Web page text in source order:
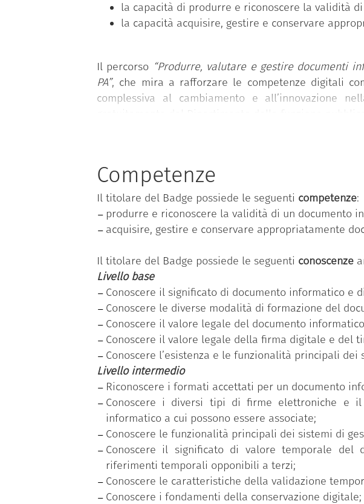
la capacità di produrre e riconoscere la validità
la capacità acquisire, gestire e conservare
Il percorso “Produrre, valutare e gestire documenti
PA”, che mira a rafforzare le competenze digitali
complessiva al cambiamento e all’innovazione
gratuitamente dal Dipartimento della funzione
Syllabus “Competenze
livelli di padronanza (base, intermedio e avanzato).
“Produrre, valutare e gestire documenti informatici”
per la PA” .
Il dipendente pubblico che ha conseguito il
acquisite, relativo al livello di padronanza più elevato
Competenze
Il titolare del Badge possiede le seguenti competenze:
produrre e riconoscere la validità di un documento
acquisire, gestire e conservare appropriatamente
Il titolare del Badge possiede le seguenti conoscenze
Livello base
Conoscere il significato di documento informatico e
Conoscere le diverse modalità di formazione del
Conoscere il valore legale del documento
Conoscere il valore legale della firma digitale e del
Conoscere l’esistenza e le funzionalità principali
Livello intermedio
Riconoscere i formati accettati per un documento
Conoscere i diversi tipi di firme elettroniche e
informatico a cui possono essere associate;
Conoscere le funzionalità principali dei sistemi di
Conoscere il significato di valore temporale del
riferimenti temporali opponibili a terzi;
Conoscere le caratteristiche della validazione
Conoscere i fondamenti della conservazione digitale;